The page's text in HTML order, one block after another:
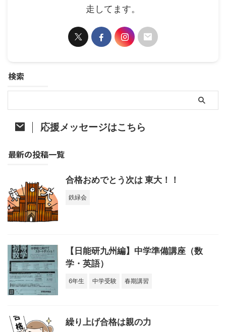
走してます。
検索
応援メッセージはこちら
最新の投稿一覧
合格おめでとう次は 東大！！
鉄緑会
【日能研九州編】中学準備講座（数
学・英語）
6年生 中学受験 春期講習
繰り上げ合格は親の力